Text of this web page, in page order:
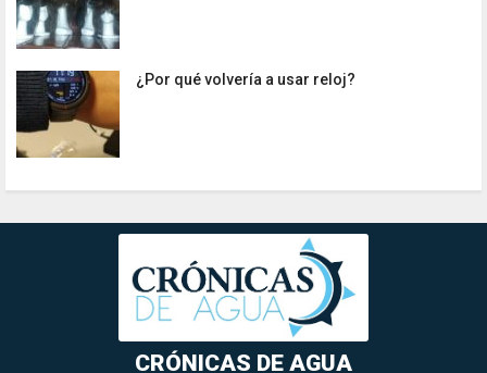
¿Por qué volvería a usar reloj?
CRÓNICAS DE AGUA